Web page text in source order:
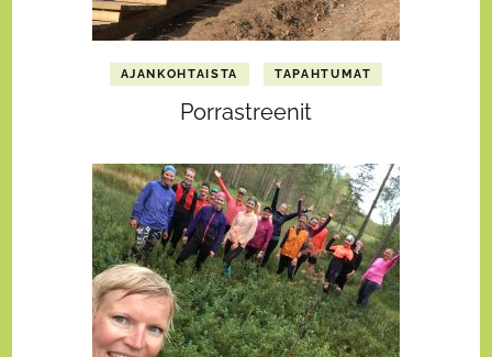
AJANKOHTAISTA TAPAHTUMAT
Porrastreenit